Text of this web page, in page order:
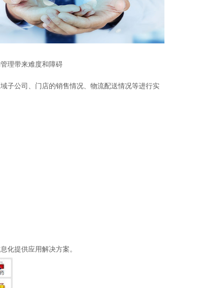
构建一体化协同运营管理平台
智能风控合规
八位一体，智能风控合规管理
数智驱动 全域穿透 闭环治理
企业人力穿透合规管控
理带来难度和障碍
子公司、门店的销售情况、物流配送情况等进行实
化提供应用解决方案。